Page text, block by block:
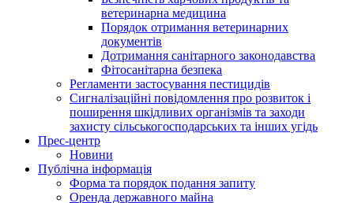
ветеринарна медицина
Порядок отримання ветеринарних
документів
Дотримання санітарного законодавства
Фітосанітарна безпека
Регламенти застосування пестицидів
Сигналізаційні повідомлення про розвиток і
поширення шкідливих організмів та заходи
захисту сільськогосподарських та інших угідь
Прес-центр
Новини
Публічна інформація
Форма та порядок подання запиту
Оренда державного майна